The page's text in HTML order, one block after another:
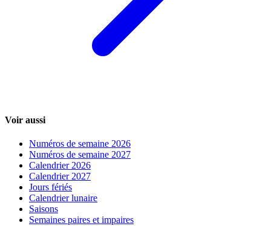
Voir aussi
Numéros de semaine 2026
Numéros de semaine 2027
Calendrier 2026
Calendrier 2027
Jours fériés
Calendrier lunaire
Saisons
Semaines paires et impaires